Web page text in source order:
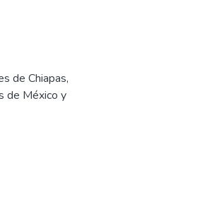
de Chiapas,
de México y